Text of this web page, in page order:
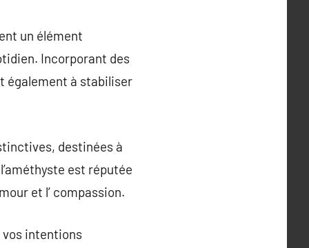
un élément
Incorporant des
également à stabiliser
destinées à
est réputée
et l’ compassion.
vos intentions